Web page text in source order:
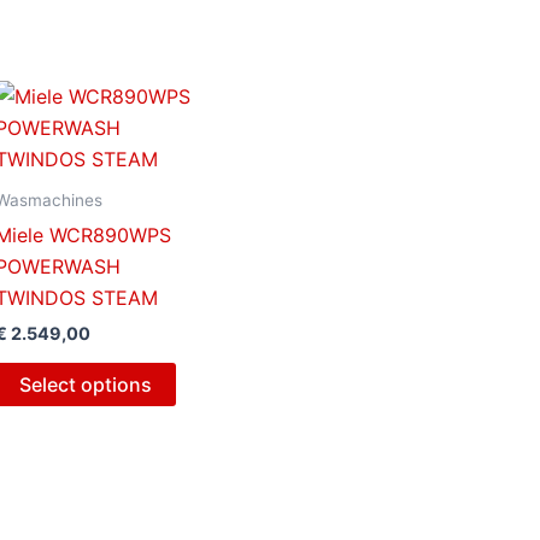
WCR890WPS
STEAM
2.549,00
Select options